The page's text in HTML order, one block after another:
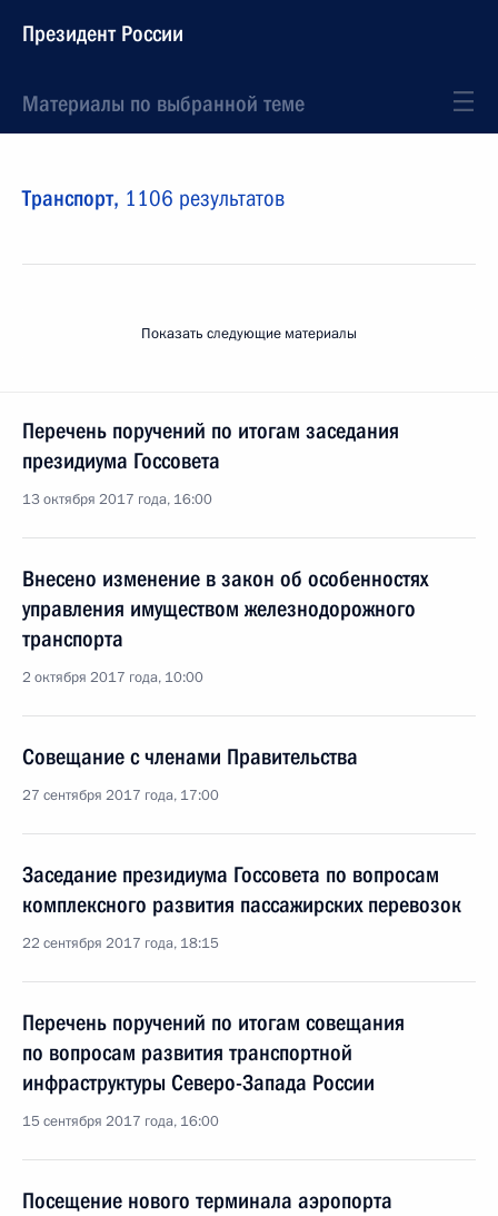
Президент России
Материалы по выбранной теме
Транспорт, 1106 результатов
Показать следующие материалы
Перечень поручений по итогам заседания
президиума Госсовета
13 октября 2017 года, 16:00
Внесено изменение в закон об особенностях
управления имуществом железнодорожного
транспорта
2 октября 2017 года, 10:00
Совещание с членами Правительства
27 сентября 2017 года, 17:00
Заседание президиума Госсовета по вопросам
комплексного развития пассажирских перевозок
22 сентября 2017 года, 18:15
Перечень поручений по итогам совещания
по вопросам развития транспортной
инфраструктуры Северо-Запада России
15 сентября 2017 года, 16:00
Посещение нового терминала аэропорта